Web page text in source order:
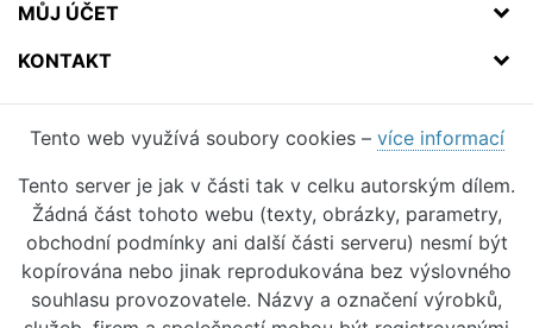
MŮJ ÚČET
KONTAKT
Tento web využívá soubory cookies – více informací
Tento server je jak v části tak v celku autorským dílem.
Žádná část tohoto webu (texty, obrázky, parametry,
obchodní podmínky ani další části serveru) nesmí být
kopírována nebo jinak reprodukována bez výslovného
souhlasu provozovatele. Názvy a označení výrobků,